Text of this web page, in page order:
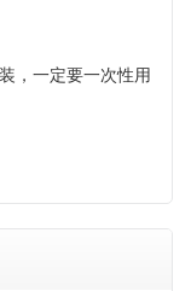
，一定要一次性用